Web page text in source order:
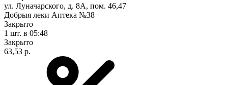
ул. Луначарского, д. 8А, пом. 46,47
Добрыя леки Аптека №38
Закрыто
1 шт. в 05:48
Закрыто
63,53 р.